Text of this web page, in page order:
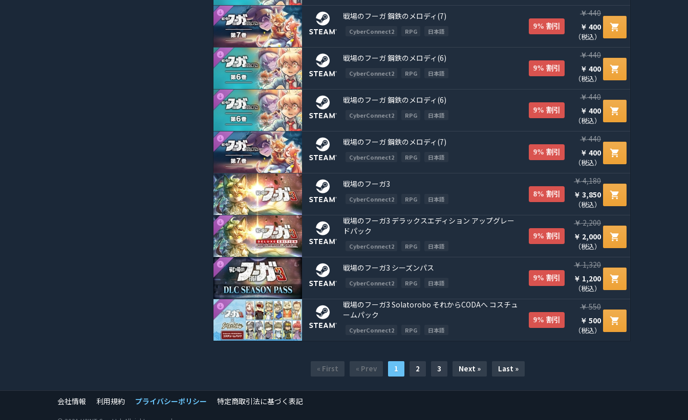
戦場のフーガ 鋼鉄のメロディ(7)
CyberConnect2 RPG 日本語
9% 割引
￥440
￥ 400
（税込）
shopping_cart
戦場のフーガ 鋼鉄のメロディ(6)
CyberConnect2 RPG 日本語
9% 割引
￥440
￥ 400
（税込）
shopping_cart
戦場のフーガ 鋼鉄のメロディ(6)
CyberConnect2 RPG 日本語
9% 割引
￥440
￥ 400
（税込）
shopping_cart
戦場のフーガ 鋼鉄のメロディ(7)
CyberConnect2 RPG 日本語
9% 割引
￥440
￥ 400
（税込）
shopping_cart
戦場のフーガ3
CyberConnect2 RPG 日本語
8% 割引
￥4,180
￥ 3,850
（税込）
shopping_cart
戦場のフーガ3 デラックスエディション アップグレー
ドパック
CyberConnect2 RPG 日本語
9% 割引
￥2,200
￥ 2,000
（税込）
shopping_cart
戦場のフーガ3 シーズンパス
CyberConnect2 RPG 日本語
9% 割引
￥1,320
￥ 1,200
（税込）
shopping_cart
戦場のフーガ3 Solatorobo それからCODAへ コスチュ
ームパック
CyberConnect2 RPG 日本語
9% 割引
￥550
￥ 500
（税込）
shopping_cart
« First « Prev 1 2 3 Next » Last »
会社情報 利用規約 プライバシーポリシー 特定商取引法に基づく表記